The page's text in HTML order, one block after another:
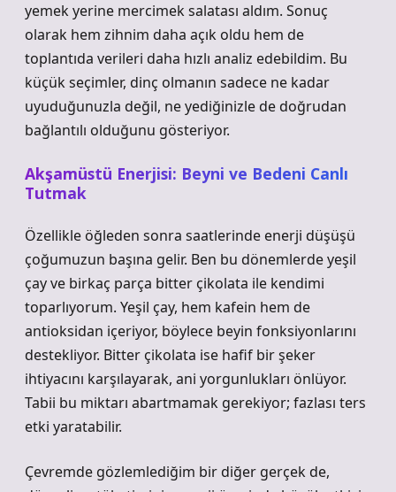
yemek yerine mercimek salatası aldım. Sonuç
olarak hem zihnim daha açık oldu hem de
toplantıda verileri daha hızlı analiz edebildim. Bu
küçük seçimler, dinç olmanın sadece ne kadar
uyuduğunuzla değil, ne yediğinizle de doğrudan
bağlantılı olduğunu gösteriyor.
Akşamüstü Enerjisi: Beyni ve Bedeni Canlı
Tutmak
Özellikle öğleden sonra saatlerinde enerji düşüşü
çoğumuzun başına gelir. Ben bu dönemlerde yeşil
çay ve birkaç parça bitter çikolata ile kendimi
toparlıyorum. Yeşil çay, hem kafein hem de
antioksidan içeriyor, böylece beyin fonksiyonlarını
destekliyor. Bitter çikolata ise hafif bir şeker
ihtiyacını karşılayarak, ani yorgunlukları önlüyor.
Tabii bu miktarı abartmamak gerekiyor; fazlası ters
etki yaratabilir.
Çevremde gözlemlediğim bir diğer gerçek de,